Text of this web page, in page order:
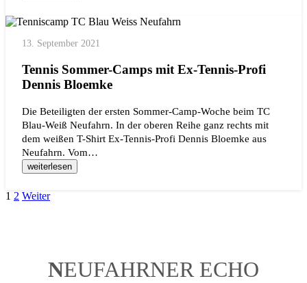
13. September 2021
Tennis Sommer-Camps mit Ex-Tennis-Profi
Dennis Bloemke
Die Beteiligten der ersten Sommer-Camp-Woche beim TC
Blau-Weiß Neufahrn. In der oberen Reihe ganz rechts mit
dem weißen T-Shirt Ex-Tennis-Profi Dennis Bloemke aus
Neufahrn. Vom…
weiterlesen
1 2 Weiter
NEUFAHRNER ECHO